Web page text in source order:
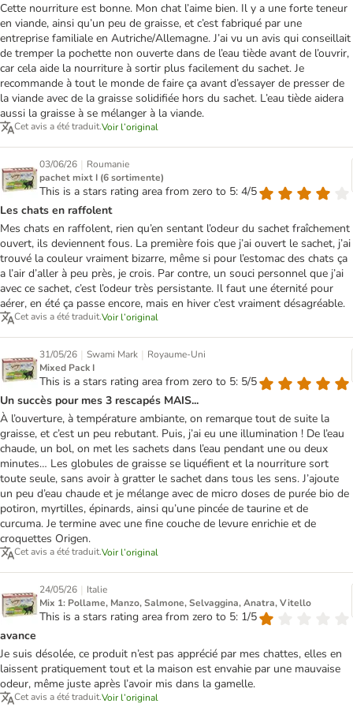
Cette nourriture est bonne. Mon chat l’aime bien. Il y a une forte teneur
en viande, ainsi qu’un peu de graisse, et c’est fabriqué par une
entreprise familiale en Autriche/Allemagne. J’ai vu un avis qui conseillait
de tremper la pochette non ouverte dans de l’eau tiède avant de l’ouvrir,
car cela aide la nourriture à sortir plus facilement du sachet. Je
recommande à tout le monde de faire ça avant d’essayer de presser de
la viande avec de la graisse solidifiée hors du sachet. L’eau tiède aidera
aussi la graisse à se mélanger à la viande.
Cet avis a été traduit.Voir l’original
03/06/26 | Roumanie
pachet mixt I (6 sortimente)
This is a stars rating area from zero to 5: 4/5
Les chats en raffolent
Mes chats en raffolent, rien qu’en sentant l’odeur du sachet fraîchement
ouvert, ils deviennent fous. La première fois que j’ai ouvert le sachet, j’ai
trouvé la couleur vraiment bizarre, même si pour l’estomac des chats ça
a l’air d’aller à peu près, je crois. Par contre, un souci personnel que j’ai
avec ce sachet, c’est l’odeur très persistante. Il faut une éternité pour
aérer, en été ça passe encore, mais en hiver c’est vraiment désagréable.
Cet avis a été traduit.Voir l’original
31/05/26 | Swami Mark | Royaume-Uni
Mixed Pack I
This is a stars rating area from zero to 5: 5/5
Un succès pour mes 3 rescapés MAIS...
À l’ouverture, à température ambiante, on remarque tout de suite la
graisse, et c’est un peu rebutant. Puis, j’ai eu une illumination ! De l’eau
chaude, un bol, on met les sachets dans l’eau pendant une ou deux
minutes… Les globules de graisse se liquéfient et la nourriture sort
toute seule, sans avoir à gratter le sachet dans tous les sens. J’ajoute
un peu d’eau chaude et je mélange avec de micro doses de purée bio de
potiron, myrtilles, épinards, ainsi qu’une pincée de taurine et de
curcuma. Je termine avec une fine couche de levure enrichie et de
croquettes Origen.
Cet avis a été traduit.Voir l’original
24/05/26 | Italie
Mix 1: Pollame, Manzo, Salmone, Selvaggina, Anatra, Vitello
This is a stars rating area from zero to 5: 1/5
avance
Je suis désolée, ce produit n’est pas apprécié par mes chattes, elles en
laissent pratiquement tout et la maison est envahie par une mauvaise
odeur, même juste après l’avoir mis dans la gamelle.
Cet avis a été traduit.Voir l’original